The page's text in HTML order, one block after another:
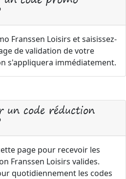
Franssen Loisirs et saisissez-
de validation de votre
s'appliquera immédiatement.
un code réduction
page pour recevoir les
Franssen Loisirs valides.
quotidiennement les codes